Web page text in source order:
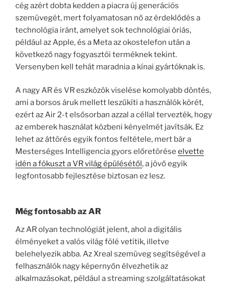
cég azért dobta kedden a piacra új generációs
szemüvegét, mert folyamatosan nő az érdeklődés a
technológia iránt, amelyet sok technológiai óriás,
például az Apple, és a Meta az okostelefon után a
következő nagy fogyasztói terméknek tekint.
Versenyben kell tehát maradnia a kínai gyártóknak is.
A nagy AR és VR eszközök viselése komolyabb döntés,
ami a borsos áruk mellett leszűkíti a használók körét,
ezért az Air 2-t elsősorban azzal a céllal tervezték, hogy
az emberek használat közbeni kényelmét javítsák. Ez
lehet az áttörés egyik fontos feltétele, mert bár a
Mesterséges Intelligencia gyors előretörése elvette
idén a fókuszt a VR világ épülésétől, a jövő egyik
legfontosabb fejlesztése biztosan ez lesz.
Még fontosabb az AR
Az AR olyan technológiát jelent, ahol a digitális
élményeket a valós világ fölé vetítik, illetve
belehelyezik abba. Az Xreal szemüveg segítségével a
felhasználók nagy képernyőn élvezhetik az
alkalmazásokat, például a streaming szolgáltatásokat